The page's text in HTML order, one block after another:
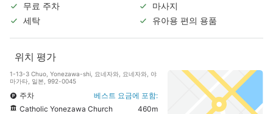
무료 주차
마사지
세탁
유아용 편의 용품
위치 평가
1-13-3 Chuo, Yonezawa-shi, 요네자와, 요네자와, 야
마가타, 일본, 992-0045
주차
베스트 요금에 포함:
Catholic Yonezawa Church
460m